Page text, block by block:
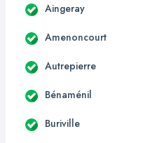
Aingeray
Amenoncourt
Autrepierre
Bénaménil
Buriville